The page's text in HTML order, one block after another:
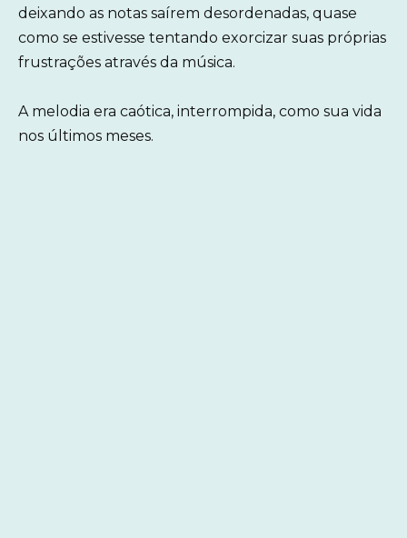
deixando as notas saírem desordenadas, quase
como se estivesse tentando exorcizar suas próprias
frustrações através da música.
A melodia era caótica, interrompida, como sua vida
nos últimos meses.